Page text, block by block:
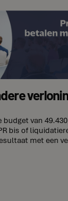
van
bis of
met een